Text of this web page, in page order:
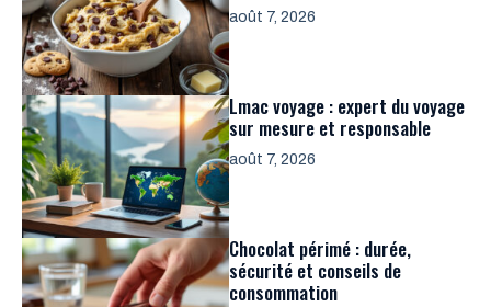
août 7, 2026
Lmac voyage : expert du voyage
sur mesure et responsable
août 7, 2026
Chocolat périmé : durée,
sécurité et conseils de
consommation